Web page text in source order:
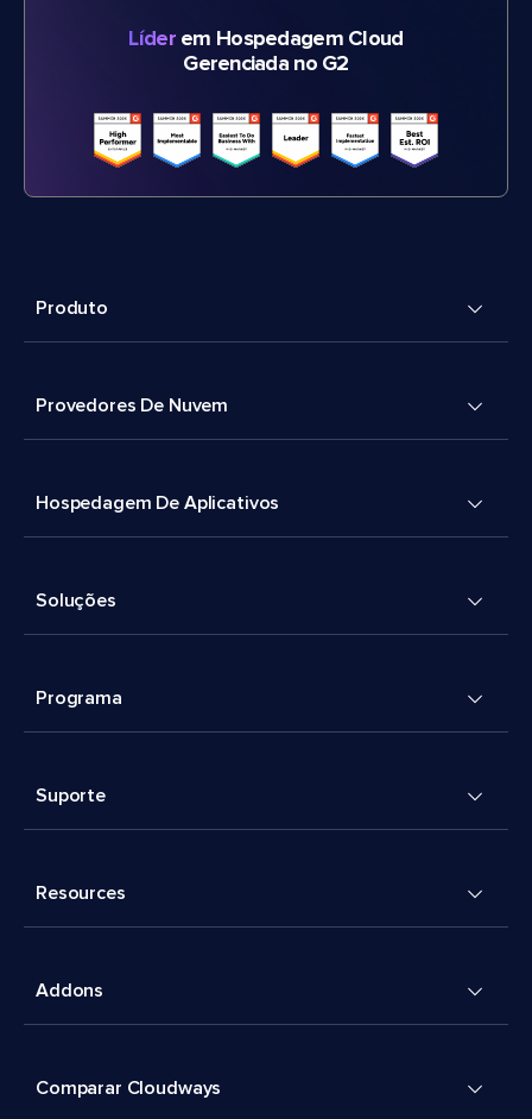
Líderem Hospedagem Cloud
Gerenciada no G2
Produto
Provedores De Nuvem
Hospedagem De Aplicativos
Soluções
Programa
Suporte
Resources
Addons
Comparar Cloudways